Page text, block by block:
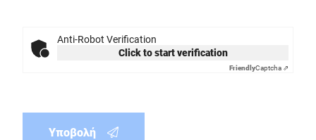
Anti-Robot Verification
Click to start verification
FriendlyCaptcha ⇗
Υποβολή